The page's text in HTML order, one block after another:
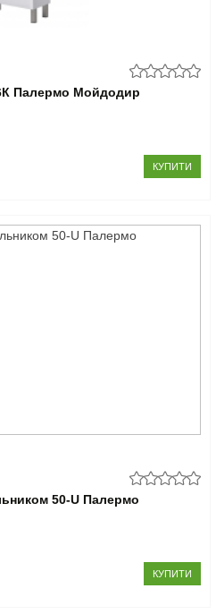
Палермо Мойдодир
КУПИТИ
50-U Палермо
КУПИТИ